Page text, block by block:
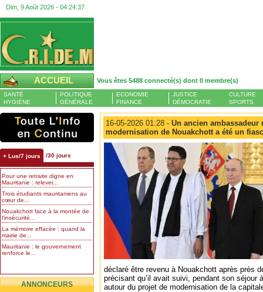
Dim, 9 Août 2026 - 04:24:37
ACCUEIL Vous êtes 5488 connecté(s) dont 0 membre(s)
SANTÉ
HYGIÈNE
POLITIQUE
GÉNÉRALE
ECONOMIE
FINANCE
JUSTICE
DÉMOCRATIE
CULTURE
SPORTS
+ Lus/7 jours /30 jours
Pour une retraite digne en
Mauritanie : relever...
Trois étudiants mauritaniens au
cœur de...
Nouakchott face à la montée de
l’insécurité...
La mémoire effacée : quand la
mairie de...
Mauritanie : le gouvernement
renforce le...
ANNONCEURS
16-05-2026 01:28 - Un ancien
modernisation de Nouakchott a été un
déclaré être revenu à Nouakchott après près
précisant qu’il avait suivi, pendant son séjour
autour du projet de modernisation de la